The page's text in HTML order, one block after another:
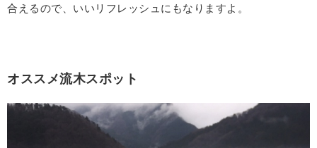
合えるので、いいリフレッシュにもなりますよ。
オススメ流木スポット